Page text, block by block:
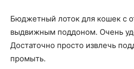
Бюджетный лоток для кошек с
выдвижным поддоном. Очень
Достаточно просто извлечь
промыть.